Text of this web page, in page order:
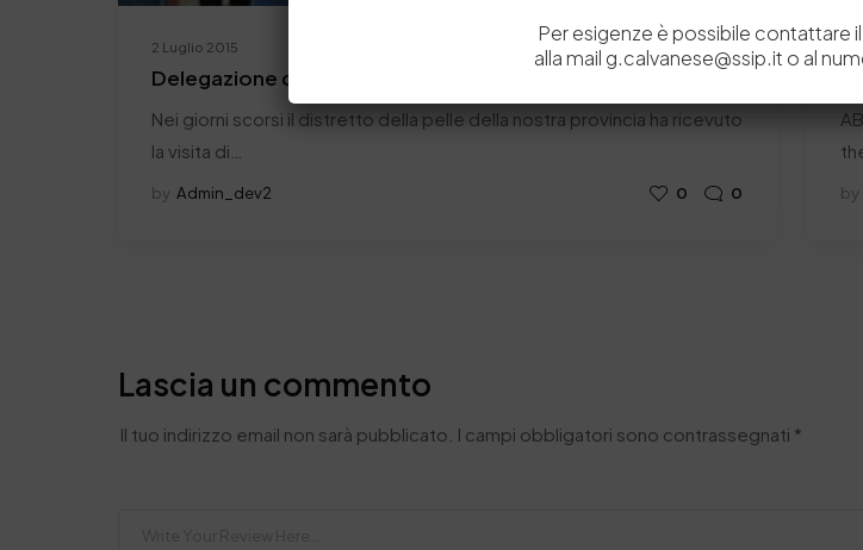
2 Luglio 2015
Delegazione del Sudafrica visita il Distretto della Pelle
Nei giorni scorsi il distretto della pelle della nostra provincia ha ricevuto
la visita di…
by Admin_dev2 0 0 by
Lascia un commento
Il tuo indirizzo email non sarà pubblicato. I campi obbligatori sono contrassegnati *
Per esigenze è possibile contattare
alla mail g.calvanese@ssip.it o al